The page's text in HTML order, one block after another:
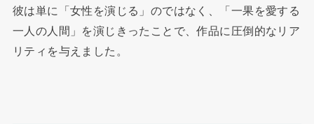
彼は単に「女性を演じる」のではなく、「一果を愛する
一人の人間」を演じきったことで、作品に圧倒的なリア
リティを与えました。